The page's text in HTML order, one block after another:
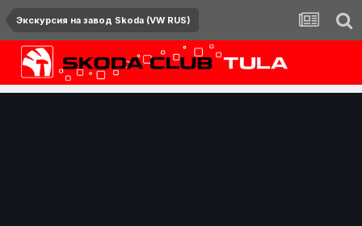
Экскурсия на завод Skoda (VW RUS)